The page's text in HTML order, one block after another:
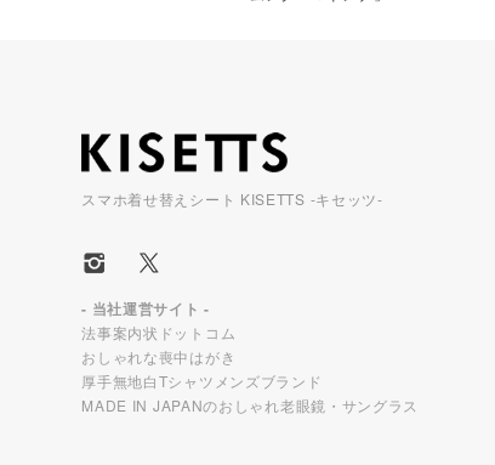
スマホ着せ替えシート KISETTS -キセッツ-
- 当社運営サイト -
法事案内状ドットコム
おしゃれな喪中はがき
厚手無地白Tシャツメンズブランド
MADE IN JAPANのおしゃれ老眼鏡・サングラス